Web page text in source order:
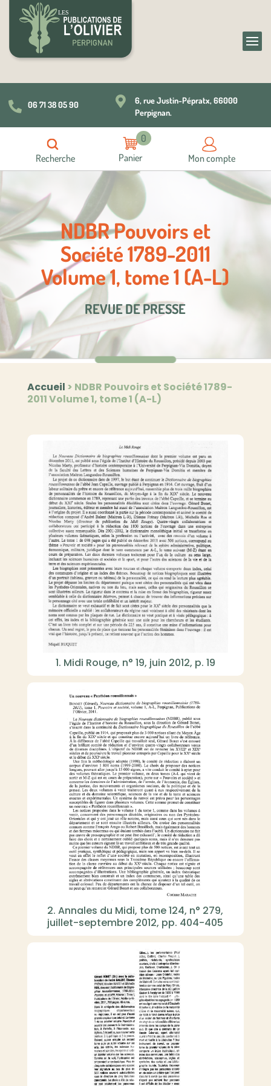
 06 71 38 05 90 
6, rue Justin-Pépratx, 66000
Perpignan.
Recherche
0
Mon compte
NDBR Pouvoirs et
Société 1789-2011
Volume 1, tome 1 (A-L)
REVUE DE PRESSE
Accueil > NDBR Pouvoirs et Société 1789-
2011 Volume 1, tome 1 (A-L)
1. Midi Rouge, n° 19, juin 2012, p. 19
2. Annales du Midi, tome 124, n° 279,
juillet-septembre 2012, pp. 404-405